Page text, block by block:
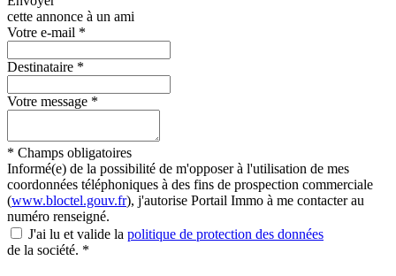
cette annonce à un ami
Votre e-mail *
Destinataire *
Votre message *
* Champs obligatoires
Informé(e) de la possibilité de m'opposer à l'utilisation de mes
coordonnées téléphoniques à des fins de prospection commerciale
(www.bloctel.gouv.fr), j'autorise Portail Immo à me contacter au
numéro renseigné.
J'ai lu et valide la politique de protection des données
de la société. *